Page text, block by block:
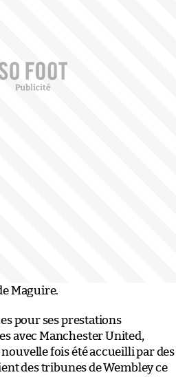
Maguire.
pour ses prestations
avec Manchester United,
fois été accueilli par des
des tribunes de Wembley ce